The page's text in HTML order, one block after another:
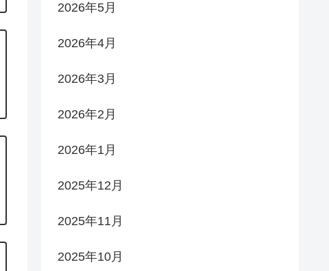
2026年5月
2026年4月
2026年3月
2026年2月
2026年1月
2025年12月
2025年11月
2025年10月